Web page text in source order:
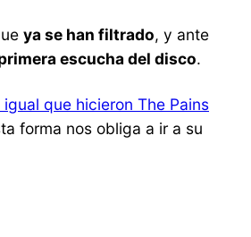
ya se han filtrado, y ante
escucha del disco.
igual que hicieron The Pains
forma nos obliga a ir a su